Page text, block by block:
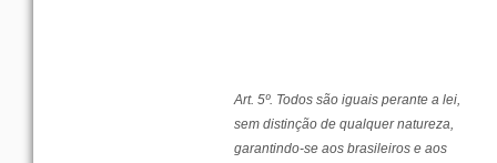
Art. 5º. Todos são iguais perante alei
sem distinção dequalquer natureza
garantindo-se aosbrasileiros e aos